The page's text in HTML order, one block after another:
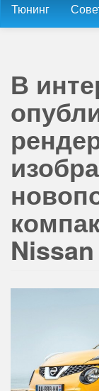
Тюнинг
В